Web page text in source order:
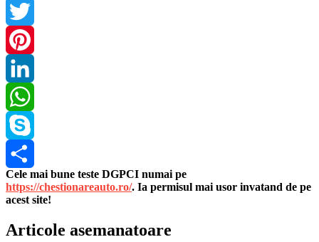
Facebook
Twitter
Pinterest
LinkedIn
WhatsApp
Skype
Share
Cele mai bune teste DGPCI numai pe
https://chestionareauto.ro/. Ia permisul mai usor invatand de pe
acest site!
Articole asemanatoare